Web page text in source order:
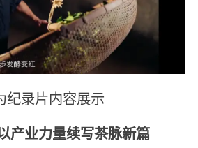
纪录片内容展示
产业力量续写茶脉新篇